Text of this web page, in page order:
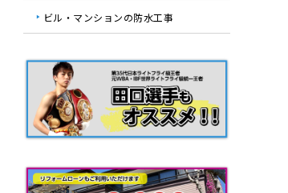
ビル・マンションの防水工事